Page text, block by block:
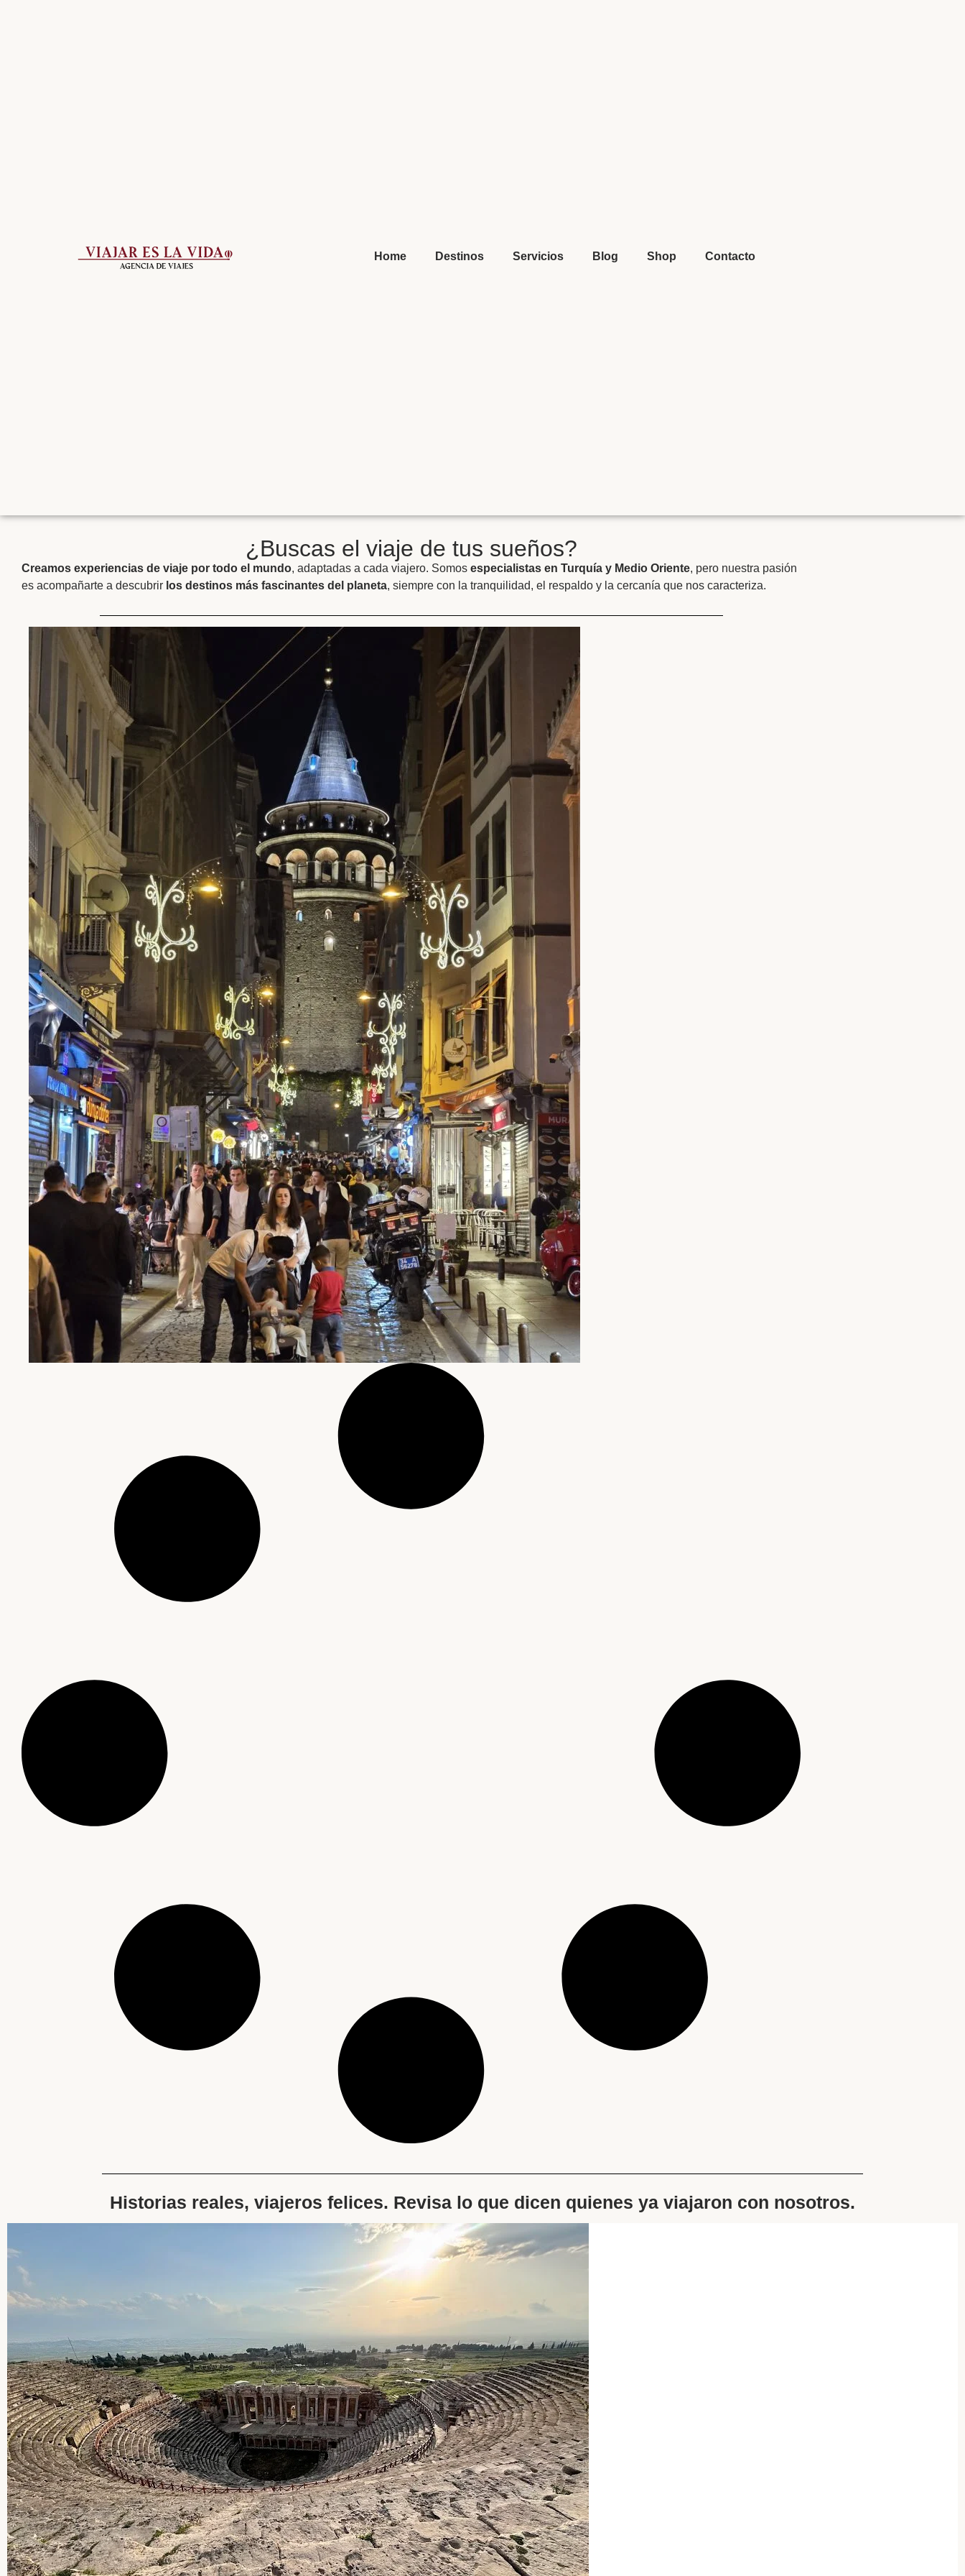
Home Destinos Servicios Blog Shop Contacto
¿Buscas el viaje de tus sueños?
Creamos experiencias de viaje por todo el mundo, adaptadas a cada viajero. Somos especialistas en Turquía y Medio Oriente, pero nuestra pasión
es acompañarte a descubrir los destinos más fascinantes del planeta, siempre con la tranquilidad, el respaldo y la cercanía que nos caracteriza.
Historias reales, viajeros felices. Revisa lo que dicen quienes ya viajaron con nosotros.